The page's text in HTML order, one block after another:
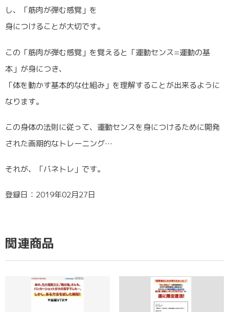
し、「筋肉が弾む感覚」を
身につけることが大切です。
この「筋肉が弾む感覚」を覚えると「運動センス=運動の基
本」が身につき、
「体を動かす基本的な仕組み」を理解することが出来るように
なります。
この身体の法則に従って、運動センスを身につけるために開発
された画期的なトレーニング…
それが、「バネトレ」です。
登録日：2019年02月27日
関連商品